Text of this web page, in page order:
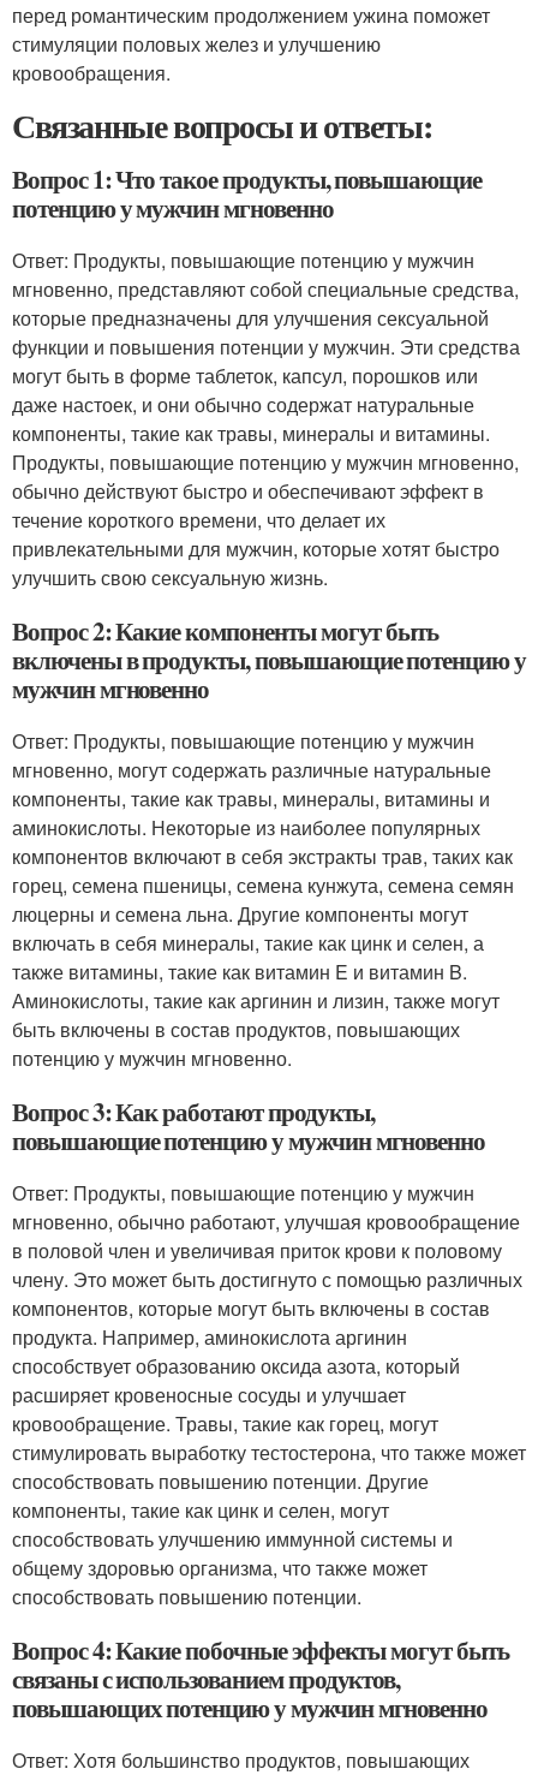
перед романтическим продолжением ужина поможет
стимуляции половых желез и улучшению
кровообращения.
Связанные вопросы и ответы:
Вопрос 1: Что такое продукты, повышающие
потенцию у мужчин мгновенно
Ответ: Продукты, повышающие потенцию у мужчин
мгновенно, представляют собой специальные средства,
которые предназначены для улучшения сексуальной
функции и повышения потенции у мужчин. Эти средства
могут быть в форме таблеток, капсул, порошков или
даже настоек, и они обычно содержат натуральные
компоненты, такие как травы, минералы и витамины.
Продукты, повышающие потенцию у мужчин мгновенно,
обычно действуют быстро и обеспечивают эффект в
течение короткого времени, что делает их
привлекательными для мужчин, которые хотят быстро
улучшить свою сексуальную жизнь.
Вопрос 2: Какие компоненты могут быть
включены в продукты, повышающие потенцию у
мужчин мгновенно
Ответ: Продукты, повышающие потенцию у мужчин
мгновенно, могут содержать различные натуральные
компоненты, такие как травы, минералы, витамины и
аминокислоты. Некоторые из наиболее популярных
компонентов включают в себя экстракты трав, таких как
горец, семена пшеницы, семена кунжута, семена семян
люцерны и семена льна. Другие компоненты могут
включать в себя минералы, такие как цинк и селен, а
также витамины, такие как витамин E и витамин B.
Аминокислоты, такие как аргинин и лизин, также могут
быть включены в состав продуктов, повышающих
потенцию у мужчин мгновенно.
Вопрос 3: Как работают продукты,
повышающие потенцию у мужчин мгновенно
Ответ: Продукты, повышающие потенцию у мужчин
мгновенно, обычно работают, улучшая кровообращение
в половой член и увеличивая приток крови к половому
члену. Это может быть достигнуто с помощью различных
компонентов, которые могут быть включены в состав
продукта. Например, аминокислота аргинин
способствует образованию оксида азота, который
расширяет кровеносные сосуды и улучшает
кровообращение. Травы, такие как горец, могут
стимулировать выработку тестостерона, что также может
способствовать повышению потенции. Другие
компоненты, такие как цинк и селен, могут
способствовать улучшению иммунной системы и
общему здоровью организма, что также может
способствовать повышению потенции.
Вопрос 4: Какие побочные эффекты могут быть
связаны с использованием продуктов,
повышающих потенцию у мужчин мгновенно
Ответ: Хотя большинство продуктов, повышающих